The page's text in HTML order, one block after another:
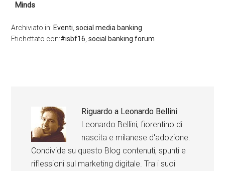
Minds
Archiviato in: Eventi,social media banking
Etichettato con:#isbf16,social banking forum
Riguardo a Leonardo Bellini
Leonardo Bellini, fiorentino di
nascita e milanese d'adozione.
Condivide su questo Blog contenuti, spunti e
riflessioni sul marketing digitale. Tra i suoi